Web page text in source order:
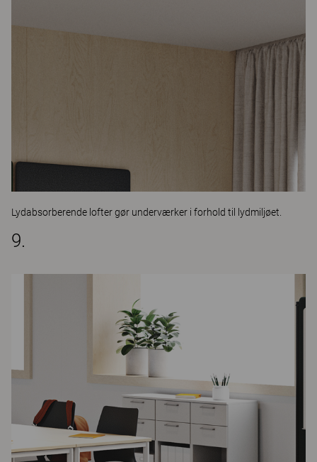
Lydabsorberende lofter gør underværker i forhold til lydmiljøet.
9.